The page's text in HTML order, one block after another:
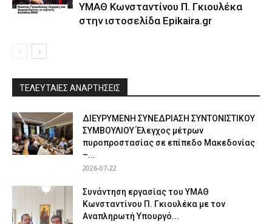
ΥΜΑΘ Κωνσταντίνου Π. Γκιουλέκα
στην ιστοσελίδα Epikaira.gr
ΤΕΛΕΥΤΑΙΕΣ ΑΝΑΡΤΗΣΕΙΣ
ΔΙΕΥΡΥΜΕΝΗ ΣΥΝΕΔΡΙΑΣΗ ΣΥΝΤΟΝΙΣΤΙΚΟΥ
ΣΥΜΒΟΥΛΙΟΥ Έλεγχος μέτρων
πυροπροστασίας σε επίπεδο Μακεδονίας
–...
2026-07-22
Συνάντηση εργασίας του ΥΜΑΘ
Κωνσταντίνου Π. Γκιουλέκα με τον
Αναπληρωτή Υπουργό...